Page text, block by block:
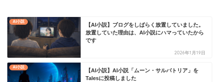
AI小説
【AI小説】ブログをしばらく放置していました。
放置していた理由は、AI小説にハマっていたから
です
2026年1月19日
AI小説
【AI小説】AI小説「ムーン・サルバトリア」を
Talesに投稿しました